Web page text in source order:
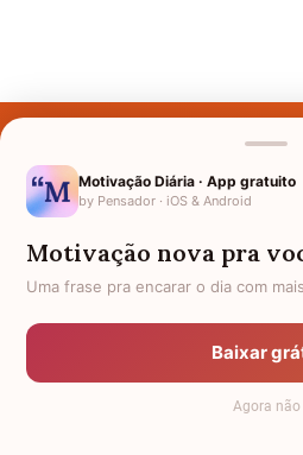
Nomes pelo
Política de
Anuncie
Termos de
Motivação Diária · App gratuito
by Pensador · iOS & Android
Motivação nova pra
Uma frase pra encarar o dia com
Baixar
Agora não